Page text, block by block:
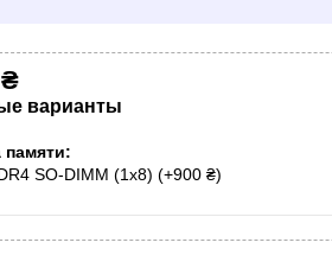
варианты
памяти:
SO-DIMM (1x8) (+900 ₴)